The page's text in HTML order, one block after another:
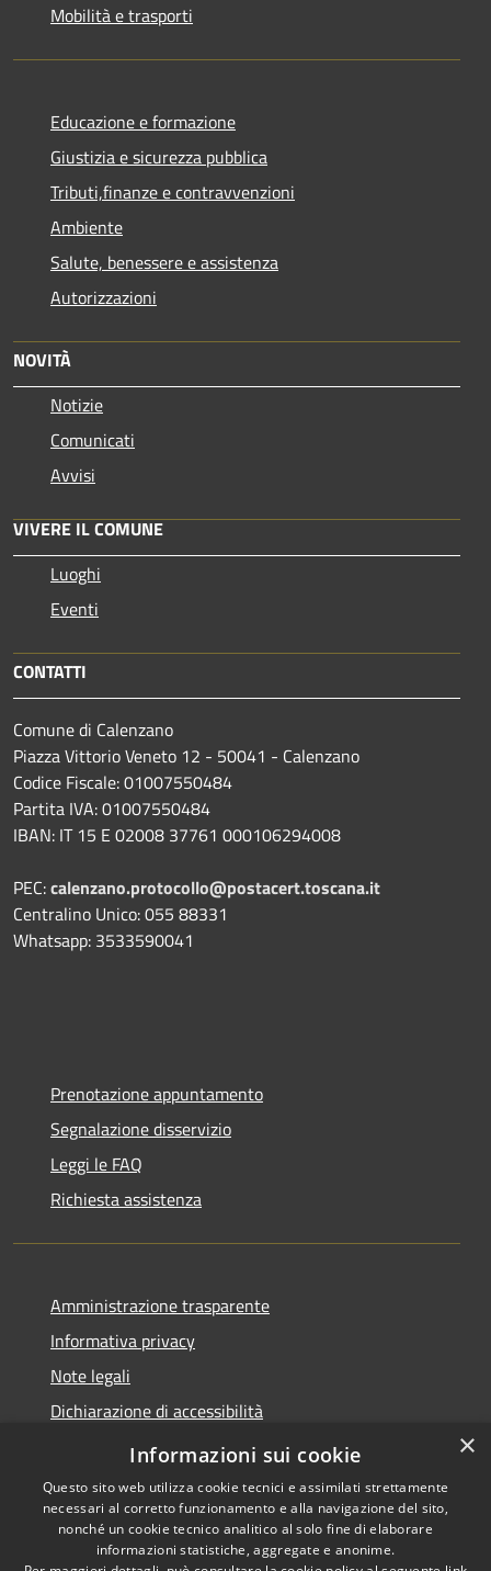
Mobilità e trasporti
Educazione e formazione
Giustizia e sicurezza pubblica
Tributi,finanze e contravvenzioni
Ambiente
Salute, benessere e assistenza
Autorizzazioni
NOVITÀ
Notizie
Comunicati
Avvisi
VIVERE IL COMUNE
Luoghi
Eventi
CONTATTI
Comune di Calenzano
Piazza Vittorio Veneto 12 - 50041 - Calenzano
Codice Fiscale: 01007550484
Partita IVA: 01007550484
IBAN: IT 15 E 02008 37761 000106294008
PEC:calenzano.protocollo@postacert.toscana.it
Centralino Unico: 055 88331
Whatsapp: 3533590041
Prenotazione appuntamento
Segnalazione disservizio
Leggi le FAQ
Richiesta assistenza
Amministrazione trasparente
Informativa privacy
Note legali
Dichiarazione di accessibilità
Statistiche Web
Copyright © 2026 • Comune di
×
Informazioni sui cookie
Questo sito web utilizza cookie tecnici e assimilati strettamente
necessari al corretto funzionamento e alla navigazione del sito,
nonché un cookie tecnico analitico al solo fine di elaborare
informazioni statistiche, aggregate e anonime.